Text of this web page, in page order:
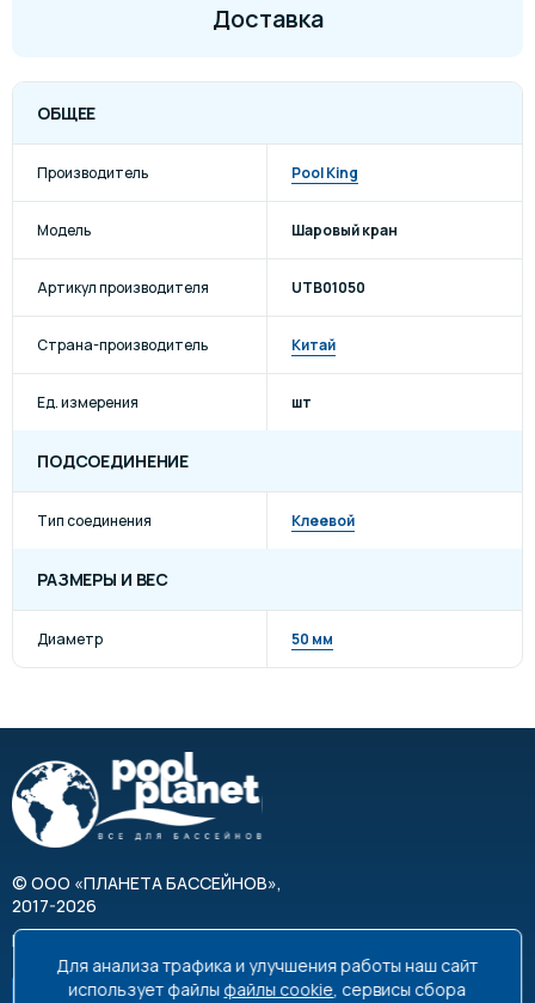
Доставка
ОБЩЕЕ
Производитель Pool King
Модель Шаровый кран
Артикул производителя UTB01050
Страна-производитель Китай
Ед. измерения шт
ПОДСОЕДИНЕНИЕ
Тип соединения Клеевой
РАЗМЕРЫ И ВЕС
Диаметр 50 мм
© ООО «ПЛАНЕТА БАССЕЙНОВ»,
2017-2026
Все права защищены
Для анализа трафика и улучшения работы наш сайт
использует файлы файлы cookie, сервисы сбора